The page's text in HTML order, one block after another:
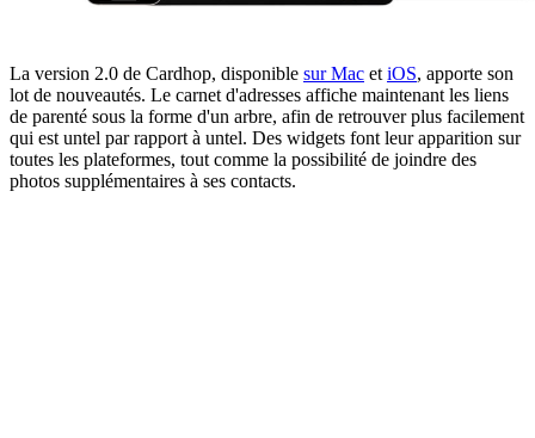
La version 2.0 de Cardhop, disponible sur Mac et iOS, apporte son
lot de nouveautés. Le carnet d'adresses affiche maintenant les liens
de parenté sous la forme d'un arbre, afin de retrouver plus facilement
qui est untel par rapport à untel. Des widgets font leur apparition sur
toutes les plateformes, tout comme la possibilité de joindre des
photos supplémentaires à ses contacts.